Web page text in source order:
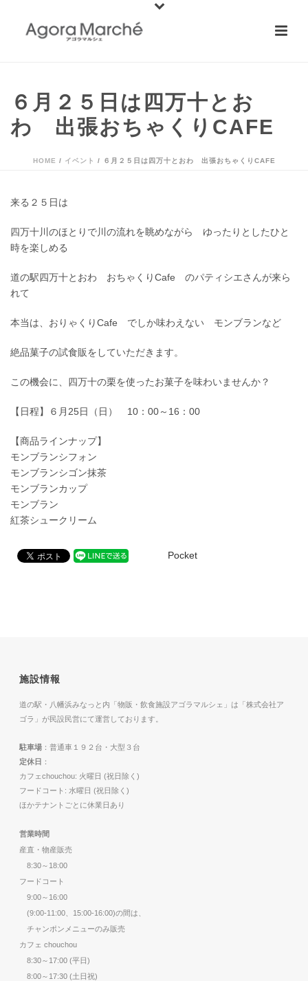
６月２５日は四万十とお
わ 出張おちゃくりCAFE
HOME / イベント / ６月２５日は四万十とおわ 出張おちゃくりCAFE
来る２５日は
四万十川のほとりで川の流れを眺めながら ゆったりとしたひと
時を楽しめる
道の駅四万十とおわ おちゃくりCafe のパティシエさんが来ら
れて
本当は、おりゃくりCafe でしか味わえない モンブランなど
絶品菓子の試食販をしていただきます。
この機会に、四万十の栗を使ったお菓子を味わいませんか？
【日程】６月25日（日） 10：00～16：00
【商品ラインナップ】
モンブランシフォン
モンブランシゴン抹茶
モンブランカップ
モンブラン
紅茶シュークリーム
Pocket
施設情報
道の駅・八幡浜みなっと内「物販・飲食施設アゴラマルシェ」は「株式会社ア
ゴラ」が民設民営にて運営しております。
駐車場 ：普通車１９２台・大型３台
定休日 ：
カフェchouchou: 火曜日 (祝日除く)
フードコート: 水曜日 (祝日除く)
ほかテナントごとに休業日あり
営業時間
産直・物産販売
8:30～18:00
フードコート
9:00～16:00
(9:00-11:00、15:00-16:00)の間は、
チャンポンメニューのみ販売
カフェ chouchou
8:30～17:00 (平日)
8:00～17:30 (土日祝)